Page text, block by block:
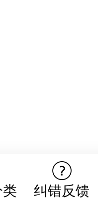
纠错反馈